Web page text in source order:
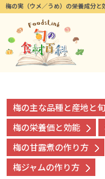
梅の実（ウメ／うめ）の栄養成分と
梅の主な品種と産地と旬
梅の栄養価と効能
梅の甘露煮の作り方
梅ジャムの作り方